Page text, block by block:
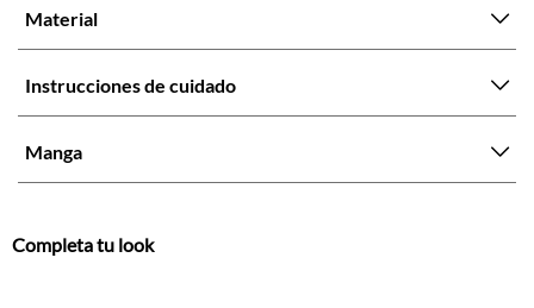
Material
Instrucciones de cuidado
Manga
Completa tu look